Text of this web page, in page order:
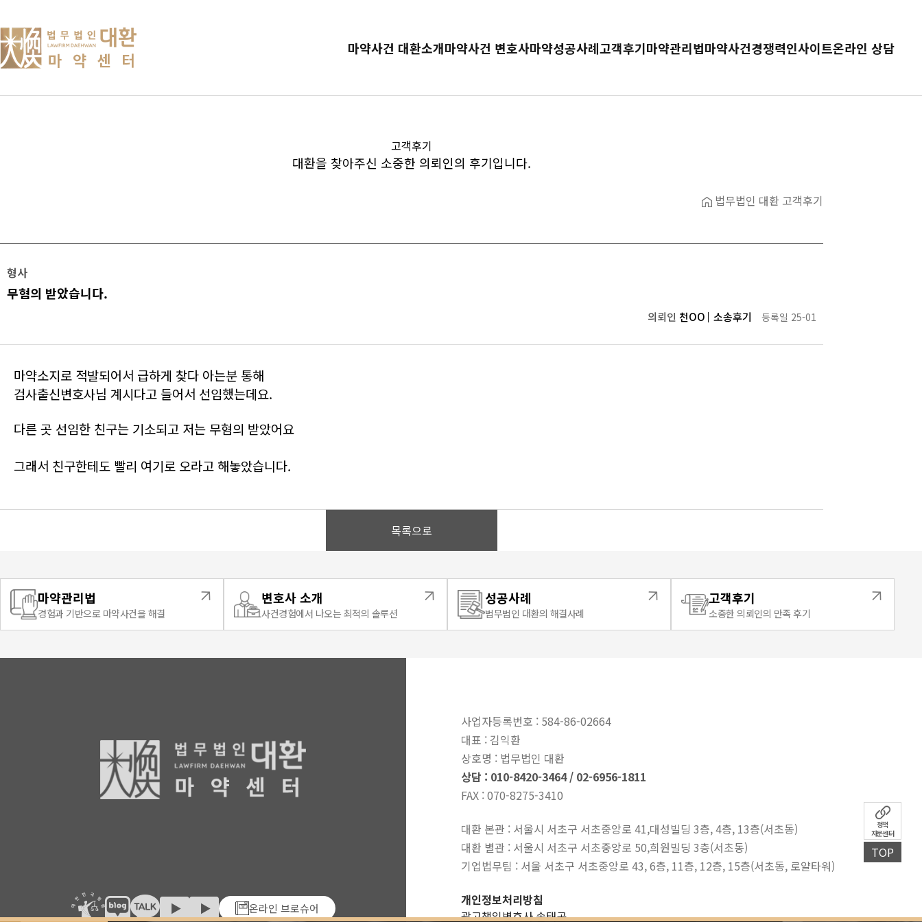
마약사건 대환소개마약사건 변호사마약성공사례고객후기마약관리법마약사건경쟁력인사이트온라인 상담
고객후기
대환을 찾아주신 소중한 의뢰인의 후기입니다.
법무법인 대환 고객후기
형사
무혐의 받았습니다.
의뢰인 천OO 소송후기 등록일 25-01
마약소지로 적발되어서 급하게 찾다 아는분 통해
검사출신변호사님 계시다고 들어서 선임했는데요.
다른 곳 선임한 친구는 기소되고 저는 무혐의 받았어요
그래서 친구한테도 빨리 여기로 오라고 해놓았습니다.
목록으로
정책
자문센터
TOP
마약관리법
경험과 기반으로 마약사건을 해결
변호사 소개
사건경험에서 나오는 최적의 솔루션
성공사례
법무법인 대환의 해결사례
고객후기
소중한 의뢰인의 만족 후기
온라인 브로슈어
사업자등록번호 : 584-86-02664
대표 : 김익환
상호명 : 법무법인 대환
상담 : 010-8420-3464 / 02-6956-1811
FAX : 070-8275-3410
대환 본관 : 서울시 서초구 서초중앙로 41,대성빌딩 3층, 4층, 13층(서초동)
대환 별관 : 서울시 서초구 서초중앙로 50,희원빌딩 3층(서초동)
기업법무팀 : 서울 서초구 서초중앙로 43, 6층, 11층, 12층, 15층(서초동, 로얄타워)
개인정보처리방침
광고책임변호사 손태곤